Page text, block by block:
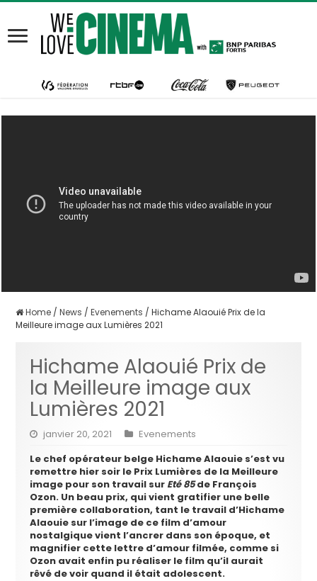
Home / News / Evenements / Hichame Alaouié Prix de la
Meilleure image aux Lumières 2021
Hichame Alaouié Prix de
la Meilleure image aux
Lumières 2021
janvier 20, 2021
Evenements
Le chef opérateur belge Hichame Alaouie s’est vu
remettre hier soir le Prix Lumières de la Meilleure
image pour son travail sur Eté 85de François
Ozon. Un beau prix, qui vient gratifier une belle
première collaboration, tant le travail d’Hichame
Alaouie sur l’image de ce film d’amour
nostalgique vient l’ancrer dans son époque, et
magnifier cette lettre d’amour filmée, comme si
Ozon avait enfin pu réaliser le film qu’il aurait
rêvé de voir quand il était adolescent.